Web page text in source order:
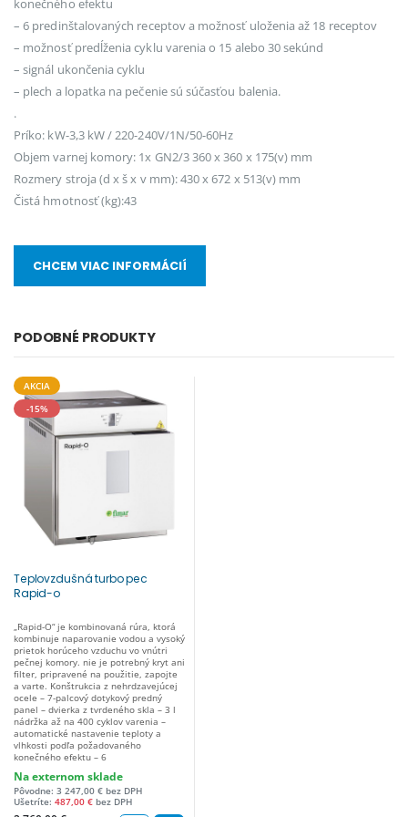
konečného efektu
– 6 predinštalovaných receptov a možnosť uloženia až 18 receptov
– možnosť predĺženia cyklu varenia o 15 alebo 30 sekúnd
– signál ukončenia cyklu
– plech a lopatka na pečenie sú súčasťou balenia.
.
Príko: kW-3,3 kW / 220-240V/1N/50-60Hz
Objem varnej komory: 1x GN2/3 360 x 360 x 175(v) mm
Rozmery stroja (d x š x v mm): 430 x 672 x 513(v) mm
Čistá hmotnosť (kg):43
CHCEM VIAC INFORMÁCIÍ
PODOBNÉ PRODUKTY
AKCIA
-15%
Teplovzdušná turbo pec
Rapid-o
„Rapid-O“ je kombinovaná rúra, ktorá
kombinuje naparovanie vodou a vysoký
prietok horúceho vzduchu vo vnútri
pečnej komory. nie je potrebný kryt ani
filter, pripravené na použitie, zapojte
a varte. Konštrukcia z nehrdzavejúcej
ocele – 7-palcový dotykový predný
panel – dvierka z tvrdeného skla – 3 l
nádržka až na 400 cyklov varenia –
automatické nastavenie teploty a
vlhkosti podľa požadovaného
konečného efektu – 6
uloženia až 18 receptov – možnosť
predĺženia cyklu varenia o 15 alebo 30
sekúnd – signál ukončenia cyklu –
Na externom sklade
Pôvodne: 3 247,00 € bez DPH
Ušetríte: 487,00 € bez DPH